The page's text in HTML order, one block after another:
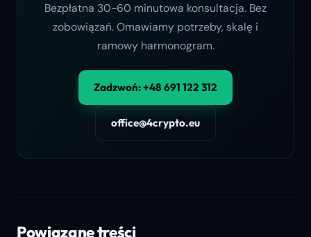
Bezpłatna 30-60 minutowa konsultacja. Bez
zobowiązań. Omawiamy potrzeby, skalę i
ramowy harmonogram.
Zadzwoń: +48 691 122 312
office@4crypto.eu
Powiązane treści